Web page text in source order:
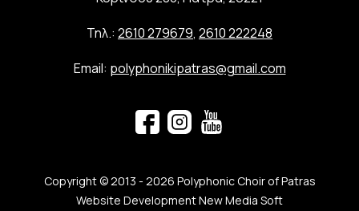
Τηλ.: 2610 279679, 2610 222248
Email: polyphonikipatras@gmail.com
Copyright © 2013 - 2026 Polyphonic Choir of Patras
Website Development New Media Soft